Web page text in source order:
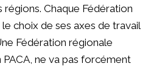
Chaque Fédération
choix de ses axes de travail
Fédération régionale
ne va pas forcément